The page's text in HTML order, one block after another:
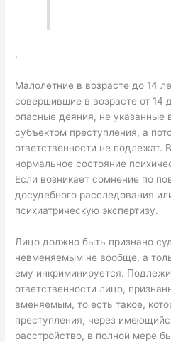
.
Малолетние в возрасте до 14
совершившие в возрасте от 14
опасные деяния, не указанные
субъектом преступления, а
ответственности не
нормальное состояние
Если возникает сомнение по
досудебного расследования
психиатрическую экспертизу.
Лицо должно быть признано
невменяемым не вообще, а
ему инкриминируется.
ответственности лицо,
вменяемым, то есть такое,
преступления, через
расстройство, в полной мере